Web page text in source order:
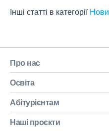
Інші статті в категорії
Про нас
Освіта
Абітурієнтам
Наші проєкти